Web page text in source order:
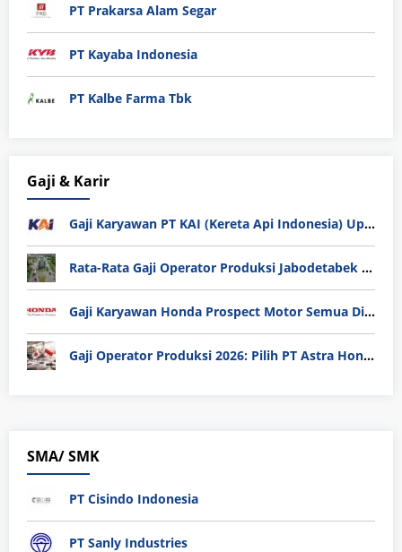
PT Prakarsa Alam Segar
PT Kayaba Indonesia
PT Kalbe Farma Tbk
Gaji & Karir
Gaji Karyawan PT KAI (Kereta Api Indonesia) Update 2025
Rata-Rata Gaji Operator Produksi Jabodetabek 2025: Bedah Tuntas UMK, Lemburan, dan Realita Hidup Buruh
Gaji Karyawan Honda Prospect Motor Semua Divisi
Gaji Operator Produksi 2026: Pilih PT Astra Honda Motor (AHM) atau Manufaktur di Jepang?
SMA/ SMK
PT Cisindo Indonesia
PT Sanly Industries